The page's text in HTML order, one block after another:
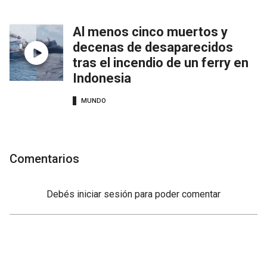
Al menos cinco muertos y
decenas de desaparecidos
tras el incendio de un ferry en
Indonesia
MUNDO
Comentarios
Debés iniciar sesión para poder comentar